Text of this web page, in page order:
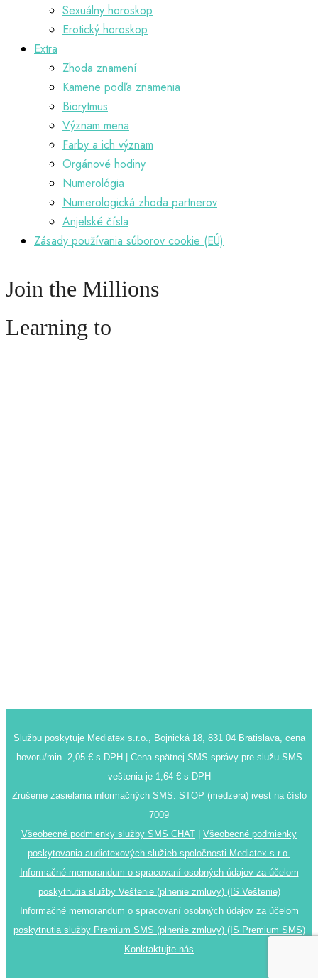
Sexuálny horoskop
Erotický horoskop
Extra
Zhoda znamení
Kamene podľa znamenia
Biorytmus
Význam mena
Farby a ich význam
Orgánové hodiny
Numerológia
Numerologická zhoda partnerov
Anjelské čísla
Zásady používania súborov cookie (EÚ)
Join the Millions
Learning to
Službu poskytuje Mediatex s.r.o., Bojnická 18, 831 04 Bratislava, cena
hovoru/min. 2,05 € s DPH | Cena spätnej SMS správy pre služu SMS
veštenia je 1,64 € s DPH
Zrušenie zasielania informačných SMS: STOP (medzera) ivest na číslo
7009
Všeobecné podmienky služby SMS CHAT
Všeobecné podmienky
poskytovania audiotexových služieb spoločnosti Mediatex s.r.o.
Informačné memorandum o spracovaní osobných údajov za účelom
poskytnutia služby Veštenie (plnenie zmluvy) (IS Veštenie)
Informačné memorandum o spracovaní osobných údajov za účelom
poskytnutia služby Premium SMS (plnenie zmluvy) (IS Premium SMS)
Konktaktujte nás